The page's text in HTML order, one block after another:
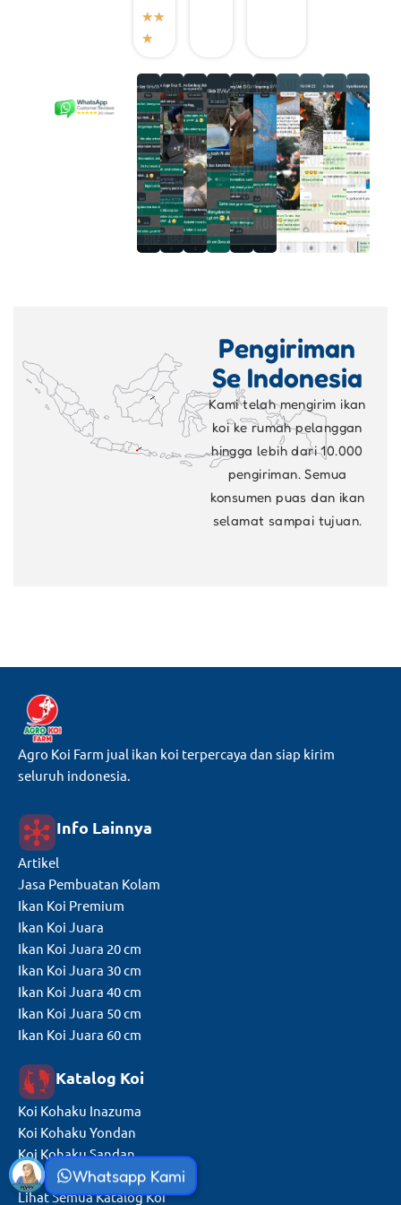
★★
★
Pengiriman
Se Indonesia
Kami telah mengirim ikan
koi ke rumah pelanggan
hingga lebih dari 10.000
pengiriman. Semua
konsumen puas dan ikan
selamat sampai tujuan.
Agro Koi Farm jual ikan koi terpercaya dan siap kirim
seluruh indonesia.
Info Lainnya
Artikel
Jasa Pembuatan Kolam
Ikan Koi Premium
Ikan Koi Juara
Ikan Koi Juara 20 cm
Ikan Koi Juara 30 cm
Ikan Koi Juara 40 cm
Ikan Koi Juara 50 cm
Ikan Koi Juara 60 cm
Katalog Koi
Koi Kohaku Inazuma
Koi Kohaku Yondan
Koi Kohaku Sandan
Koi Doitsu Showa
Lihat Semua Katalog Koi
Whatsapp Kami